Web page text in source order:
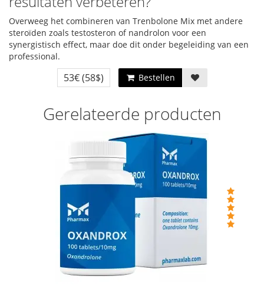
Overweeg het combineren van Trenbolone Mix met andere
steroïden zoals testosteron of nandrolon voor een
synergistisch effect, maar doe dit onder begeleiding van een
professional.
53€(58$) Bestellen
Gerelateerde producten